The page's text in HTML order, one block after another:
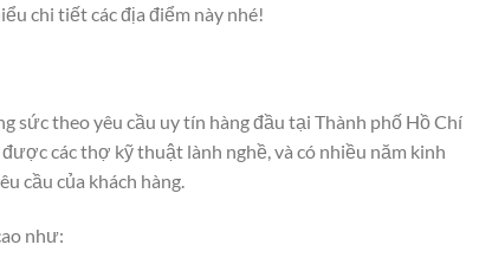
chi tiết các địa điểm này nhé!
sức theo yêu cầu uy tín hàng đầu tại Thành phố Hồ Chí
các thợ kỹ thuật lành nghề, và có nhiều năm kinh
cầu của khách hàng.
như: